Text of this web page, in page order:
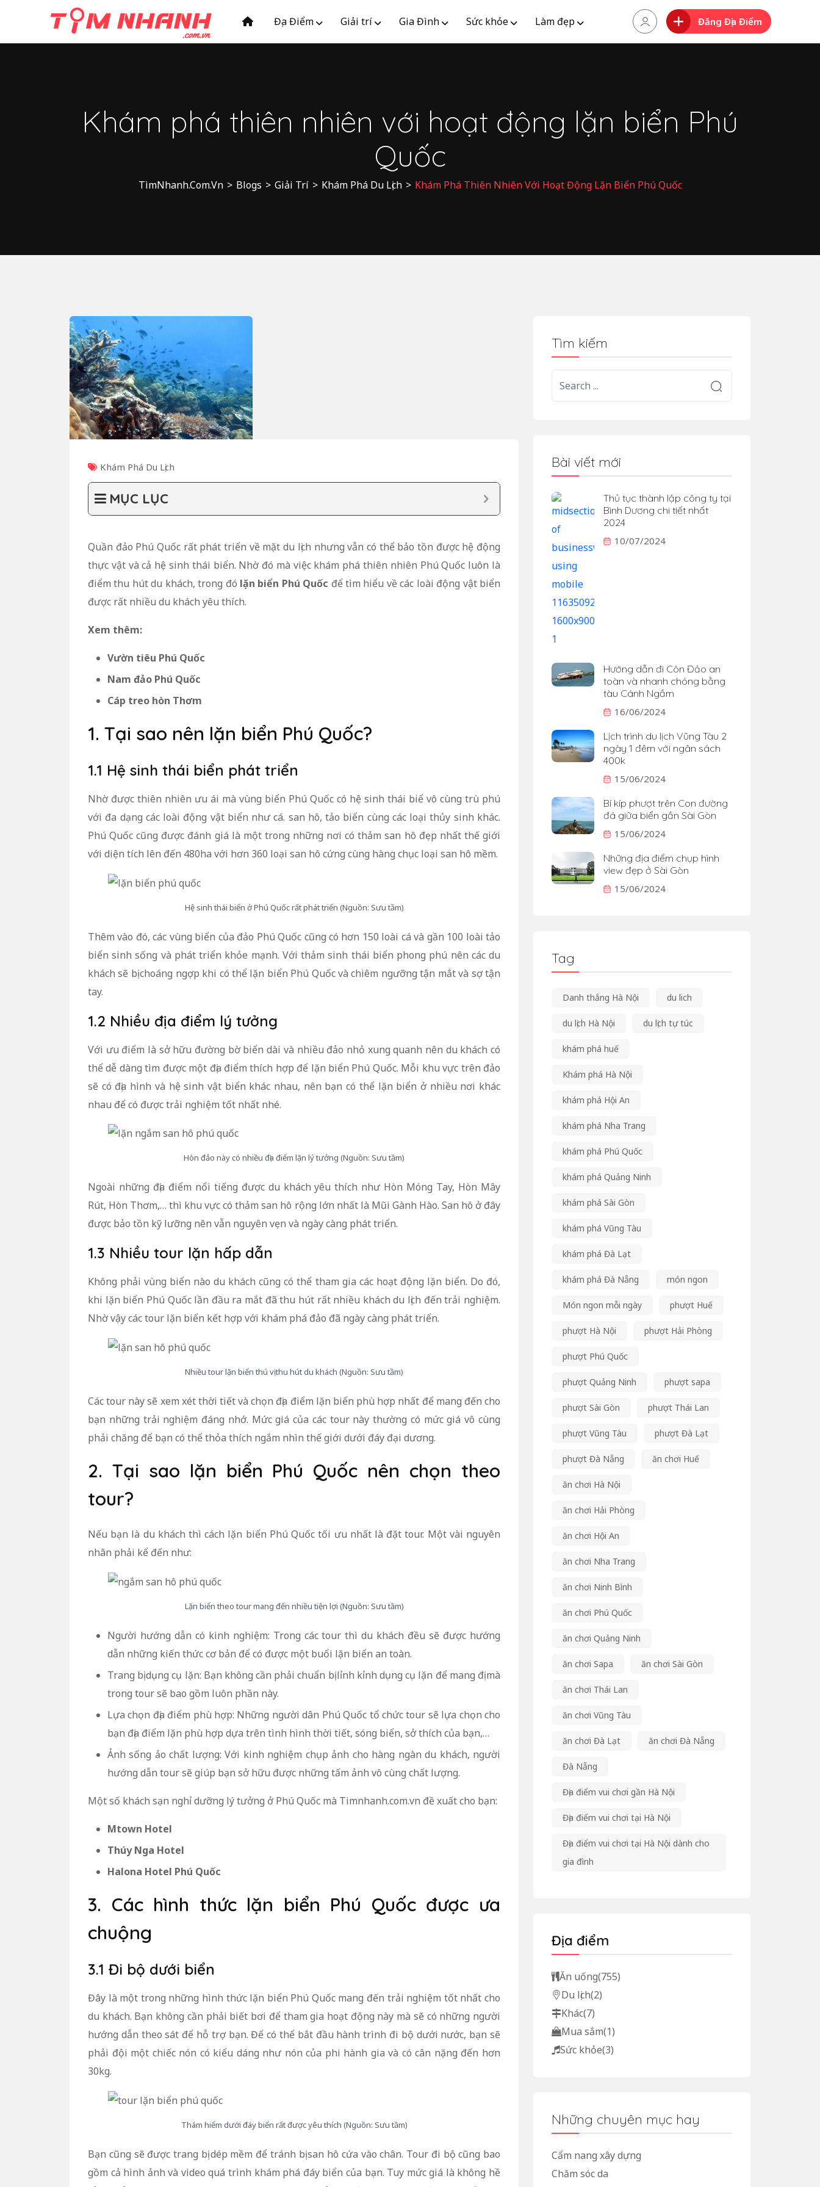
Địa Điểm Giải trí Gia Đình Sức khỏe Làm đẹp Đăng Địa Điểm
Khám phá thiên nhiên với hoạt động lặn biển Phú
Quốc
TìmNhanh.Com.Vn > Blogs > Giải Trí > Khám Phá Du Lịch > Khám Phá Thiên Nhiên Với Hoạt Động Lặn Biển Phú Quốc
Khám Phá Du Lịch
MỤC LỤC
Quần đảo Phú Quốc rất phát triển về mặt du lịch nhưng vẫn có thể bảo tồn được hệ động
thực vật và cả hệ sinh thái biển. Nhờ đó mà việc khám phá thiên nhiên Phú Quốc luôn là
điểm thu hút du khách, trong đó lặn biển Phú Quốc để tìm hiểu về các loài động vật biển
được rất nhiều du khách yêu thích.
Xem thêm:
Vườn tiêu Phú Quốc
Nam đảo Phú Quốc
Cáp treo hòn Thơm
1. Tại sao nên lặn biển Phú Quốc?
1.1 Hệ sinh thái biển phát triển
Nhờ được thiên nhiên ưu ái mà vùng biển Phú Quốc có hệ sinh thái biể vô cùng trù phú
với đa dạng các loài động vật biển như cá. san hô, tảo biển cùng các loại thủy sinh khác.
Phú Quốc cũng được đánh giá là một trong những nơi có thảm san hô đẹp nhất thế giới
với diện tích lên đến 480ha với hơn 360 loại san hô cứng cùng hàng chục loại san hô mềm.
Hệ sinh thái biển ở Phú Quốc rất phát triển (Nguồn: Sưu tầm)
Thêm vào đó, các vùng biển của đảo Phú Quốc cũng có hơn 150 loài cá và gần 100 loài tảo
biển sinh sống và phát triển khỏe mạnh. Với thảm sinh thái biển phong phú nên các du
khách sẽ bị choáng ngợp khi có thể lặn biển Phú Quốc và chiêm ngưỡng tận mắt và sợ tận
tay.
1.2 Nhiều địa điểm lý tưởng
Với ưu điểm là sở hữu đường bờ biển dài và nhiều đảo nhỏ xung quanh nên du khách có
thể dễ dàng tìm được một địa điểm thích hợp để lặn biển Phú Quốc. Mỗi khu vực trên đảo
sẽ có địa hình và hệ sinh vật biển khác nhau, nên bạn có thể lặn biển ở nhiều nơi khác
nhau để có được trải nghiệm tốt nhất nhé.
Hòn đảo này có nhiều địa điểm lặn lý tưởng (Nguồn: Sưu tầm)
Ngoài những địa điểm nổi tiếng được du khách yêu thích như Hòn Móng Tay, Hòn Mây
Rút, Hòn Thơm,… thì khu vực có thảm san hô rộng lớn nhất là Mũi Gành Hào. San hô ở đây
được bảo tồn kỹ lưỡng nên vẫn nguyên vẹn và ngày càng phát triển.
1.3 Nhiều tour lặn hấp dẫn
Không phải vùng biển nào du khách cũng có thể tham gia các hoạt động lặn biển. Do đó,
khi lặn biển Phú Quốc lần đầu ra mắt đã thu hút rất nhiều khách du lịch đến trải nghiệm.
Nhờ vậy các tour lặn biển kết hợp với khám phá đảo đã ngày càng phát triển.
Nhiều tour lặn biển thú vị thu hút du khách (Nguồn: Sưu tầm)
Các tour này sẽ xem xét thời tiết và chọn địa điểm lặn biển phù hợp nhất để mang đến cho
bạn những trải nghiệm đáng nhớ. Mức giá của các tour này thường có mức giá vô cùng
phải chăng để bạn có thể thỏa thích ngắm nhìn thế giới dưới đáy đại dương.
2. Tại sao lặn biển Phú Quốc nên chọn theo
tour?
Nếu bạn là du khách thì cách lặn biển Phú Quốc tối ưu nhất là đặt tour. Một vài nguyên
nhân phải kể đến như:
Lặn biển theo tour mang đến nhiều tiện lợi (Nguồn: Sưu tầm)
Người hướng dẫn có kinh nghiệm: Trong các tour thì du khách đều sẽ được hướng
dẫn những kiến thức cơ bản để có được một buổi lặn biển an toàn.
Trang bị dụng cụ lặn: Bạn không cần phải chuẩn bị lỉnh kỉnh dụng cụ lặn để mang đị mà
trong tour sẽ bao gồm luôn phần này.
Lựa chọn địa điểm phù hợp: Những người dân Phú Quốc tổ chức tour sẽ lựa chọn cho
bạn địa điểm lặn phù hợp dựa trên tình hình thời tiết, sóng biển, sở thích của bạn,…
Ảnh sống ảo chất lượng: Với kinh nghiệm chụp ảnh cho hàng ngàn du khách, người
hướng dẫn tour sẽ giúp bạn sở hữu được những tấm ảnh vô cùng chất lượng.
Một số khách sạn nghỉ dưỡng lý tưởng ở Phú Quốc mà Timnhanh.com.vn đề xuất cho bạn:
Mtown Hotel
Thúy Nga Hotel
Halona Hotel Phú Quốc
3. Các hình thức lặn biển Phú Quốc được ưa
chuộng
3.1 Đi bộ dưới biển
Đây là một trong những hình thức lặn biển Phú Quốc mang đến trải nghiệm tốt nhất cho
du khách. Bạn không cần phải biết bơi để tham gia hoạt động này mà sẽ có những người
hướng dẫn theo sát để hỗ trợ bạn. Để có thể bắt đầu hành trình đi bộ dưới nước, bạn sẽ
phải đội một chiếc nón có kiểu dáng như nón của phi hành gia và có cân nặng đến hơn
30kg.
Thám hiểm dưới đáy biển rất được yêu thích (Nguồn: Sưu tầm)
Bạn cũng sẽ được trang bị dép mềm để tránh bị san hô cứa vào chân. Tour đi bộ cũng bao
gồm cả hình ảnh và video quá trình khám phá đáy biển của bạn. Tuy mức giá là không hề
Tìm kiếm
Bài viết mới
Thủ tục thành lập công ty tại
Bình Dương chi tiết nhất
2024
10/07/2024
Hướng dẫn đi Côn Đảo an
toàn và nhanh chóng bằng
tàu Cánh Ngầm
16/06/2024
Lịch trình du lịch Vũng Tàu 2
ngày 1 đêm với ngân sách
400k
15/06/2024
Bí kíp phượt trên Con đường
đá giữa biển gần Sài Gòn
15/06/2024
Những địa điểm chụp hình
view đẹp ở Sài Gòn
15/06/2024
Tag
Danh thắng Hà Nội du lich
du lịch Hà Nội du lịch tự túc
khám phá huế
Khám phá Hà Nội
khám phá Hội An
khám phá Nha Trang
khám phá Phú Quốc
khám phá Quảng Ninh
khám phá Sài Gòn
khám phá Vũng Tàu
khám phá Đà Lạt
khám phá Đà Nẵng món ngon
Món ngon mỗi ngày phượt Huế
phượt Hà Nội phượt Hải Phòng
phượt Phú Quốc
phượt Quảng Ninh phượt sapa
phượt Sài Gòn phượt Thái Lan
phượt Vũng Tàu phượt Đà Lạt
phượt Đà Nẵng ăn chơi Huế
ăn chơi Hà Nội
ăn chơi Hải Phòng
ăn chơi Hội An
ăn chơi Nha Trang
ăn chơi Ninh Bình
ăn chơi Phú Quốc
ăn chơi Quảng Ninh
ăn chơi Sapa ăn chơi Sài Gòn
ăn chơi Thái Lan
ăn chơi Vũng Tàu
ăn chơi Đà Lạt ăn chơi Đà Nẵng
Đà Nẵng
Địa điểm vui chơi gần Hà Nội
Địa điểm vui chơi tại Hà Nội
Địa điểm vui chơi tại Hà Nội dành cho
gia đình
Địa điểm
Ăn uống(755)
Du lịch(2)
Khác(7)
Mua sắm(1)
Sức khỏe(3)
Những chuyên mục hay
Cẩm nang xây dựng
Chăm sóc da